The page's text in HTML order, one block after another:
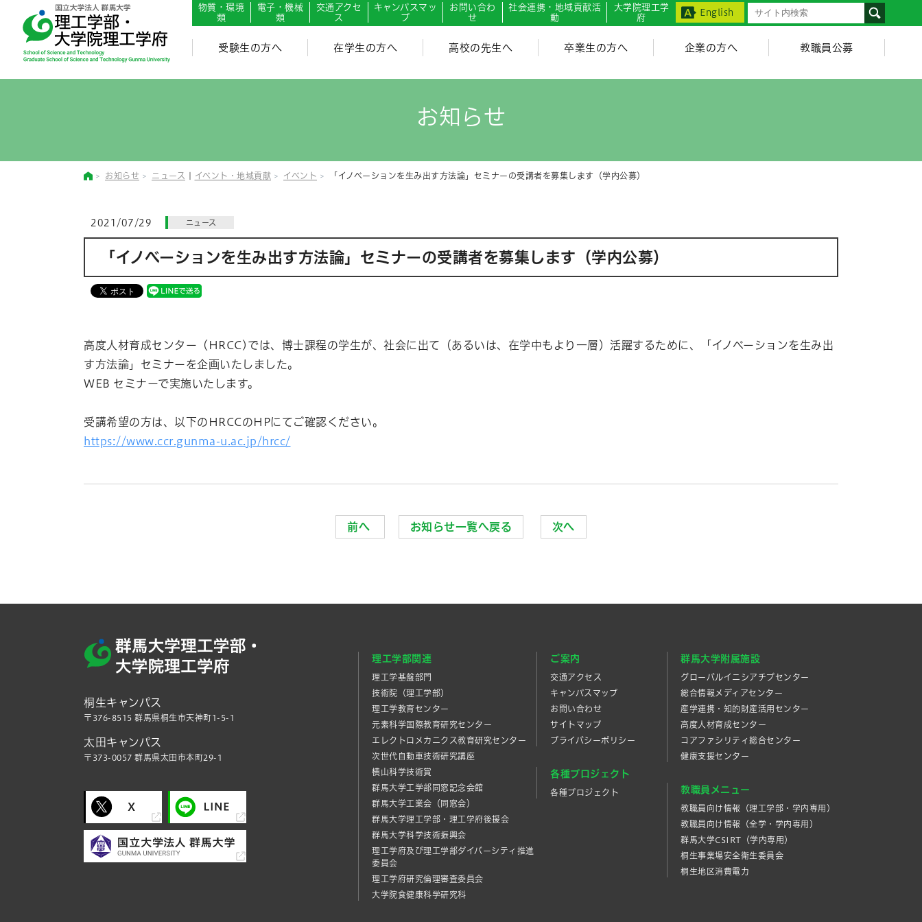
物質・環境
類
電子・機械
類
交通アクセ
ス
キャンパスマッ
プ
お問い合わ
せ
社会連携・地域貢献活
動
大学院理工学
府
English
受験生の方へ 在学生の方へ 高校の先生へ 卒業生の方へ 企業の方へ 教職員公募
Japanese
お知らせ
お知らせ ニュース イベント・地域貢献 イベント 「イノベーションを生み出す方法論」セミナーの受講者を募集します（学内公募）
2021/07/29 ニュース
「イノベーションを生み出す方法論」セミナーの受講者を募集します（学内公募）
高度人材育成センター（HRCC)では、博士課程の学生が、社会に出て（あるいは、在学中もより一層）活躍するために、「イノベーションを生み出
す方法論」セミナーを企画いたしました。
WEB セミナーで実施いたします。
受講希望の方は、以下のHRCCのHPにてご確認ください。
https://www.ccr.gunma-u.ac.jp/hrcc/
前へ お知らせ一覧へ戻る 次へ
桐生キャンパス
〒376-8515 群馬県桐生市天神町1-5-1
太田キャンパス
〒373-0057 群馬県太田市本町29-1
理工学部関連
理工学基盤部門
技術院（理工学部）
理工学教育センター
元素科学国際教育研究センター
エレクトロメカニクス教育研究センター
次世代自動車技術研究講座
横山科学技術賞
群馬大学工学部同窓記念会館
群馬大学工業会（同窓会）
群馬大学理工学部・理工学府後援会
群馬大学科学技術振興会
理工学府及び理工学部ダイバーシティ推進
委員会
理工学府研究倫理審査委員会
大学院食健康科学研究科
ご案内
交通アクセス
キャンパスマップ
お問い合わせ
サイトマップ
プライバシーポリシー
各種プロジェクト
各種プロジェクト
群馬大学附属施設
グローバルイニシアチブセンター
総合情報メディアセンター
産学連携・知的財産活⽤センター
高度人材育成センター
コアファシリティ総合センター
健康支援センター
教職員メニュー
教職員向け情報（理工学部・学内専用）
教職員向け情報（全学・学内専用）
群馬大学CSIRT（学内専用）
桐生事業場安全衛生委員会
桐生地区消費電力